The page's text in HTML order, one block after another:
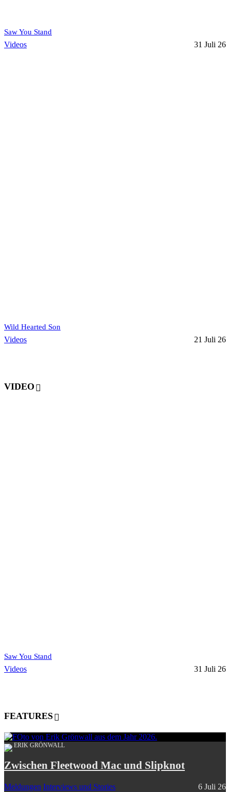
Saw You Stand
Videos 31 Juli 26
Wild Hearted Son
Videos 21 Juli 26
VIDEO
Saw You Stand
Videos 31 Juli 26
FEATURES
ERIK GRÖNWALL
Zwischen Fleetwood Mac und Slipknot
Meldungen Interviews und Stories 6 Juli 26